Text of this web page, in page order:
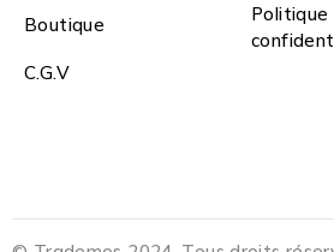
Boutique
Politique
C.G.V